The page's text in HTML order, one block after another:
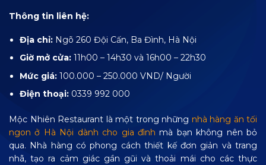
Thông tin liên hệ:
Địa chỉ: Ngõ 260 Đội Cấn, Ba Đình, Hà Nội
Giờ mở cửa: 11h00 – 14h30 và 16h00 – 22h30
Mức giá: 100.000 – 250.000 VND/ Người
Điện thoại: 0339 992 000
Mộc Nhiên Restaurant là một trong những nhà hàng ăn tối
ngon ở Hà Nội dành cho gia đình mà bạn không nên bỏ
qua. Nhà hàng có phong cách thiết kế đơn giản và trang
nhã, tạo ra cảm giác gần gũi và thoải mái cho các thực